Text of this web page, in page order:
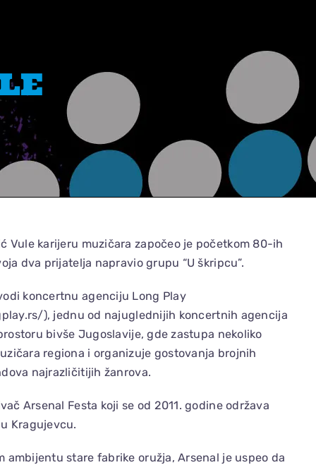
Vule karijeru muzičara započeo je početkom 80-ih
dva prijatelja napravio grupu “U škripcu”.
koncertnu agenciju Long Play
), jednu od najuglednijih koncertnih agencija
bivše Jugoslavije, gde zastupa nekoliko
regiona i organizuje gostovanja brojnih
najrazličitijih žanrova.
Arsenal Festa koji se od 2011. godine održava
Kragujevcu.
ambijentu stare fabrike oružja, Arsenal je uspeo da